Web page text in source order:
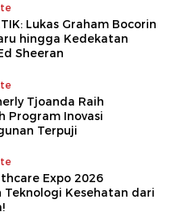
Lukas Graham Bocorin
hingga Kedekatan
Sheeran
Tjoanda Raih
Program Inovasi
Terpuji
Expo 2026
Teknologi Kesehatan dari